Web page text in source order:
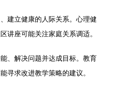
建立健康的人际关系。心理健
讲座可能关注家庭关系调适。
、解决问题并达成目标。教育
寻求改进教学策略的建议。